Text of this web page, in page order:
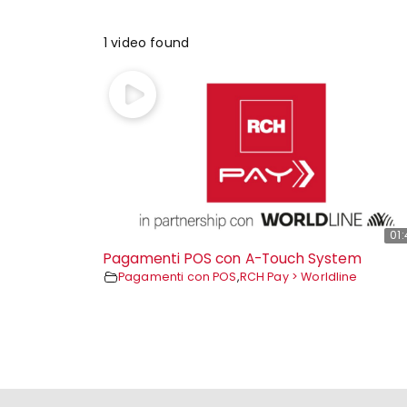
1 video found
Pagamenti POS con A-Touch System
Pagamenti con POS,RCH Pay > Worldline